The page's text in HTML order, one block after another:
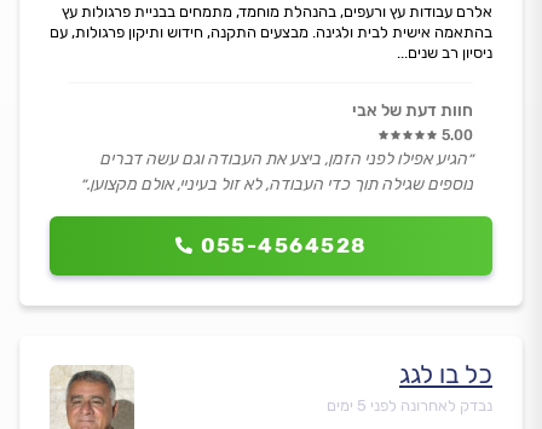
055-4564528
אלרם עבודות עץ ורעפים, בהנהלת מוחמד, מתמחים בבניית פרגולות עץ
בהתאמה אישית לבית ולגינה. מבצעים התקנה, חידוש ותיקון פרגולות, עם
ניסיון רב שנים...
חוות דעת של אבי
5.00
״הגיע אפילו לפני הזמן, ביצע את העבודה וגם עשה דברים
נוספים שגילה תוך כדי העבודה, לא זול בעיניי, אולם מקצוען.״
כל בו לגג
נבדק לאחרונה לפני 5 ימים